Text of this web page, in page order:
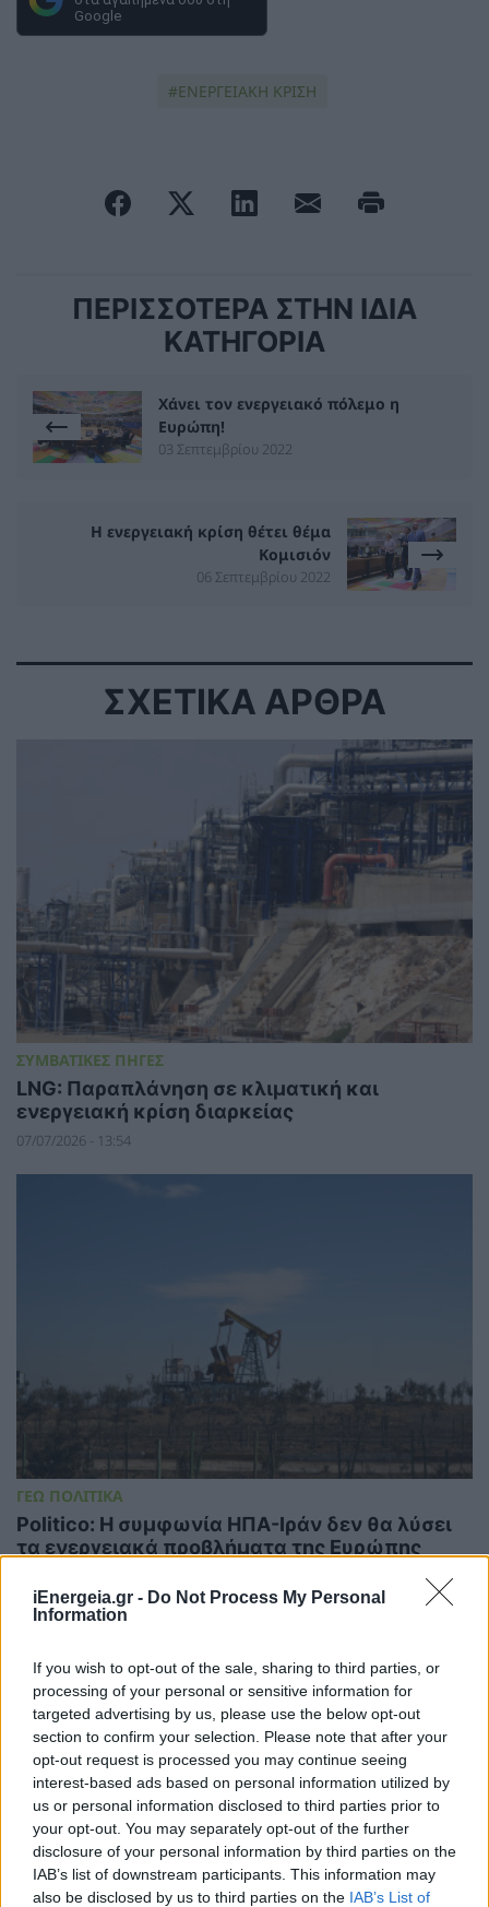
iEnergeia.gr - Do Not Process My Personal
Information
If you wish to opt-out of the sale, sharing to third parties, or
processing of your personal or sensitive information for
targeted advertising by us, please use the below opt-out
section to confirm your selection. Please note that after your
opt-out request is processed you may continue seeing
interest-based ads based on personal information utilized by
us or personal information disclosed to third parties prior to
your opt-out. You may separately opt-out of the further
disclosure of your personal information by third parties on the
IAB’s list of downstream participants. This information may
also be disclosed by us to third parties on the IAB’s List of
Google
ΕΝΕΡΓΕΙΑΚΗ ΚΡΙΣΗ
ΠΕΡΙΣΣΟΤΕΡΑ ΣΤΗΝ ΙΔΙΑ
ΚΑΤΗΓΟΡΙΑ
Χάνει τον ενεργειακό πόλεμο η
Ευρώπη!
03 Σεπτεμβρίου 2022
Η ενεργειακή κρίση θέτει θέμα
Κομισιόν
06 Σεπτεμβρίου 2022
ΣΧΕΤΙΚΑ ΑΡΘΡΑ
ΣΥΜΒΑΤΙΚΕΣ ΠΗΓΕΣ
LNG: Παραπλάνηση σε κλιματική και
ενεργειακή κρίση διαρκείας
07/07/2026 - 13:54
ΓΕΩ ΠΟΛΙΤΙΚΑ
Politico: Η συμφωνία ΗΠΑ-Ιράν δεν θα λύσει
τα ενεργειακά προβλήματα της Ευρώπης